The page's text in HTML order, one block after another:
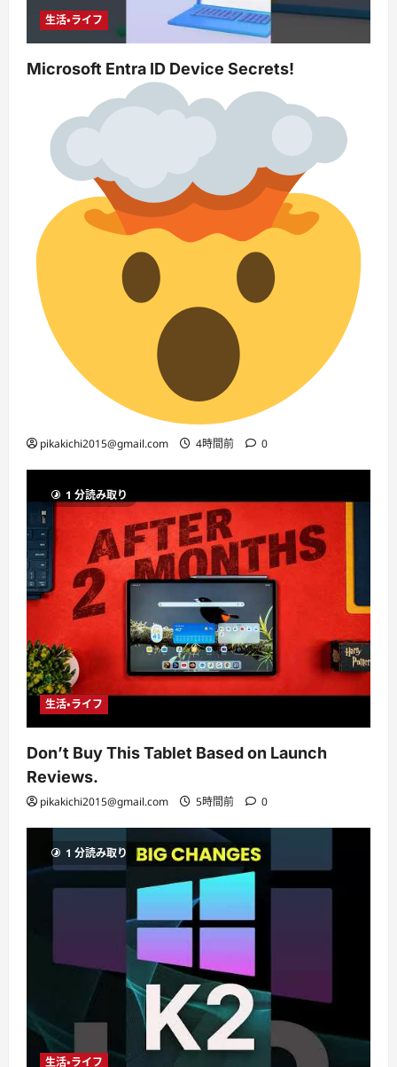
生活・ライフ
Microsoft Entra ID Device Secrets!
pikakichi2015@gmail.com 4時間前 0
1 分読み取り
生活・ライフ
Don’t Buy This Tablet Based on Launch
Reviews.
pikakichi2015@gmail.com 5時間前 0
1 分読み取り
生活・ライフ